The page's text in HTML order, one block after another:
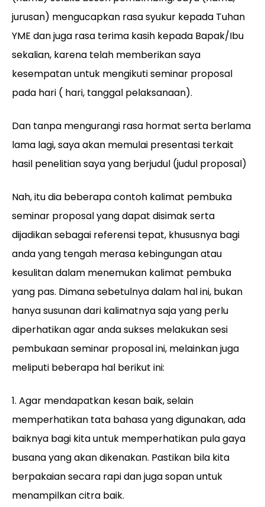
jurusan) mengucapkan rasa syukur kepada Tuhan
YME dan juga rasa terima kasih kepada Bapak/Ibu
sekalian, karena telah memberikan saya
kesempatan untuk mengikuti seminar proposal
pada hari ( hari, tanggal pelaksanaan).
Dan tanpa mengurangi rasa hormat serta berlama
lama lagi, saya akan memulai presentasi terkait
hasil penelitian saya yang berjudul (judul proposal)
Nah, itu dia beberapa contoh kalimat pembuka
seminar proposal yang dapat disimak serta
dijadikan sebagai referensi tepat, khususnya bagi
anda yang tengah merasa kebingungan atau
kesulitan dalam menemukan kalimat pembuka
yang pas. Dimana sebetulnya dalam hal ini, bukan
hanya susunan dari kalimatnya saja yang perlu
diperhatikan agar anda sukses melakukan sesi
pembukaan seminar proposal ini, melainkan juga
meliputi beberapa hal berikut ini:
1. Agar mendapatkan kesan baik, selain
memperhatikan tata bahasa yang digunakan, ada
baiknya bagi kita untuk memperhatikan pula gaya
busana yang akan dikenakan. Pastikan bila kita
berpakaian secara rapi dan juga sopan untuk
menampilkan citra baik.